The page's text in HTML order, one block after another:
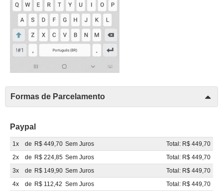
Formas de Parcelamento
Paypal
1x de R$ 449,70 Sem Juros
Total: R$ 449,70
2x
de R$ 224,85 Sem Juros
Total: R$ 449,70
3x
de R$ 149,90 Sem Juros
Total: R$ 449,70
4x
de R$ 112,42 Sem Juros
Total: R$ 449,70